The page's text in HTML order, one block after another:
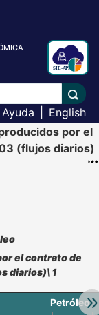
Ayuda
English
por el
(flujos diarios)
para exportar
el cuadro
el contrato de
diarios)\1
Petróleo